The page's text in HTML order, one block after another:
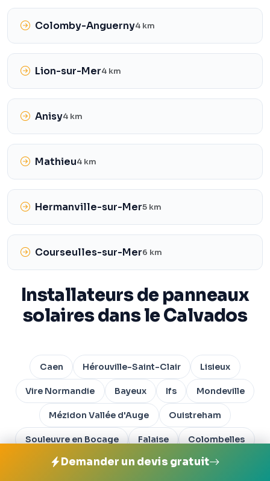
Colomby-Anguerny4 km
Lion-sur-Mer4 km
Anisy4 km
Mathieu4 km
Hermanville-sur-Mer5 km
Courseulles-sur-Mer6 km
Installateurs de panneaux
solaires dans le Calvados
Caen Hérouville-Saint-Clair Lisieux
Vire Normandie Bayeux Ifs Mondeville
Mézidon Vallée d'Auge Ouistreham
Souleuvre en Bocage Falaise Colombelles
Toutes les villes du Calvados
Demander un devis gratuit